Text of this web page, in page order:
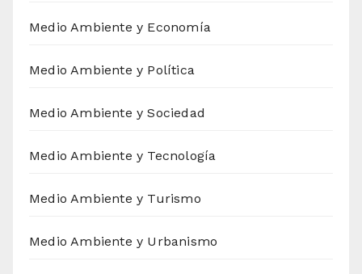
Medio Ambiente y Economía
Medio Ambiente y Política
Medio Ambiente y Sociedad
Medio Ambiente y Tecnología
Medio Ambiente y Turismo
Medio Ambiente y Urbanismo